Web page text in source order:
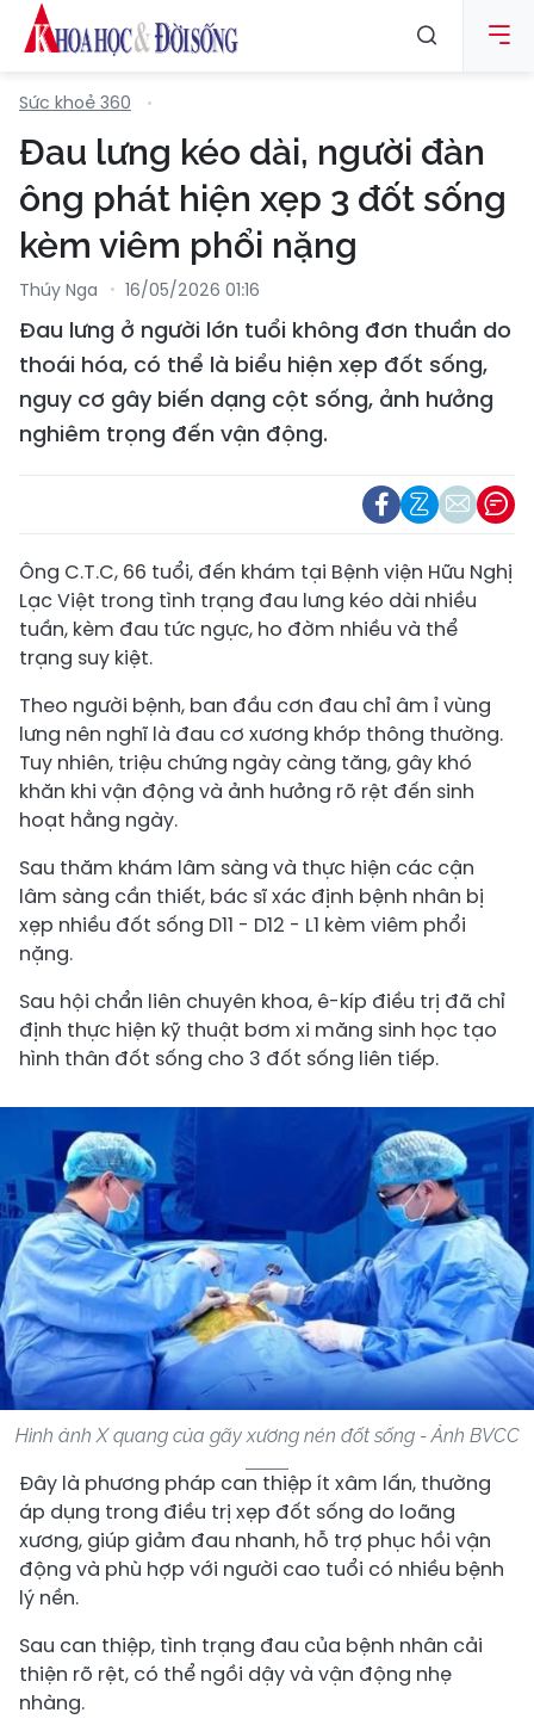
Sức khoẻ 360
Đau lưng kéo dài, người đàn
ông phát hiện xẹp 3 đốt sống
kèm viêm phổi nặng
Thúy Nga 16/05/2026 01:16
Đau lưng ở người lớn tuổi không đơn thuần do
thoái hóa, có thể là biểu hiện xẹp đốt sống,
nguy cơ gây biến dạng cột sống, ảnh hưởng
nghiêm trọng đến vận động.
Ông C.T.C, 66 tuổi, đến khám tại Bệnh viện Hữu Nghị
Lạc Việt trong tình trạng đau lưng kéo dài nhiều
tuần, kèm đau tức ngực, ho đờm nhiều và thể
trạng suy kiệt.
Theo người bệnh, ban đầu cơn đau chỉ âm ỉ vùng
lưng nên nghĩ là đau cơ xương khớp thông thường.
Tuy nhiên, triệu chứng ngày càng tăng, gây khó
khăn khi vận động và ảnh hưởng rõ rệt đến sinh
hoạt hằng ngày.
Sau thăm khám lâm sàng và thực hiện các cận
lâm sàng cần thiết, bác sĩ xác định bệnh nhân bị
xẹp nhiều đốt sống D11 - D12 - L1 kèm viêm phổi
nặng.
Sau hội chẩn liên chuyên khoa, ê-kíp điều trị đã chỉ
định thực hiện kỹ thuật bơm xi măng sinh học tạo
hình thân đốt sống cho 3 đốt sống liên tiếp.
Hình ảnh X quang của gãy xương nén đốt sống - Ảnh BVCC
​Đây là phương pháp can thiệp ít xâm lấn, thường
áp dụng trong điều trị xẹp đốt sống do loãng
xương, giúp giảm đau nhanh, hỗ trợ phục hồi vận
động và phù hợp với người cao tuổi có nhiều bệnh
lý nền.
Sau can thiệp, tình trạng đau của bệnh nhân cải
thiện rõ rệt, có thể ngồi dậy và vận động nhẹ
nhàng.